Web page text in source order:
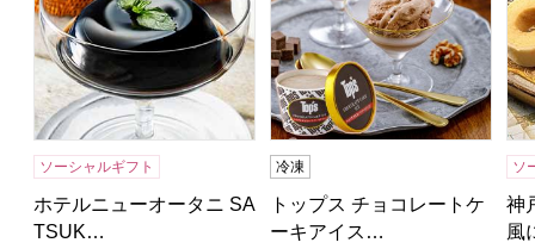
ソーシャルギフト
ホテルニューオータニ SA
TSUK…
冷凍
トップス チョコレートケ
ーキアイス…
ソ
神
風